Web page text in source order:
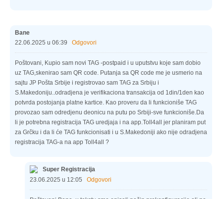
Bane
22.06.2025 u 06:39 Odgovori
Poštovani, Kupio sam novi TAG -postpaid i u uputstvu koje sam dobio
uz TAG,skenirao sam QR code. Putanja sa QR code me je usmerio na
sajtu JP Pošta Srbije i registrovao sam TAG za Srbiju i
S.Makedoniju..odradjena je verifikaciona transakcija od 1din/1den kao
potvrda postojanja platne kartice. Kao proveru da li funkcioniše TAG
provozao sam odredjenu deonicu na putu po Srbiji-sve funkcioniše.Da
li je potrebna registracija TAG uredjaja i na app.Toll4all jer planiram put
za Grčku i da li će TAG funkcionisati i u S.Makedoniji ako nije odradjena
registracija TAG-a na app Toll4all ?
Super Registracija
23.06.2025 u 12:05 Odgovori